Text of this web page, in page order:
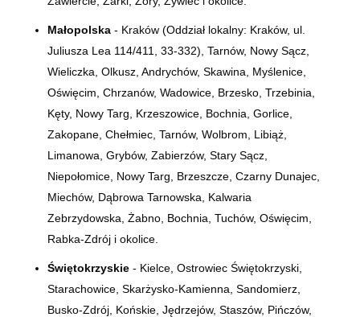
Małopolska- Kraków (Oddział lokalny: Kraków, ul.
Juliusza Lea 114/411, 33-332), Tarnów, Nowy Sącz,
Wieliczka, Olkusz, Andrychów, Skawina, Myślenice,
Oświęcim, Chrzanów, Wadowice, Brzesko, Trzebinia,
Kęty, Nowy Targ, Krzeszowice, Bochnia, Gorlice,
Zakopane, Chełmiec, Tarnów, Wolbrom, Libiąż,
Limanowa, Grybów, Zabierzów, Stary Sącz,
Niepołomice, Nowy Targ, Brzeszcze, Czarny Dunajec,
Miechów, Dąbrowa Tarnowska, Kalwaria
Zebrzydowska, Żabno, Bochnia, Tuchów, Oświęcim,
Rabka-Zdrój i okolice.
Świętokrzyskie- Kielce, Ostrowiec Świętokrzyski,
Starachowice, Skarżysko-Kamienna, Sandomierz,
Busko-Zdrój, Końskie, Jędrzejów, Staszów, Pińczów,